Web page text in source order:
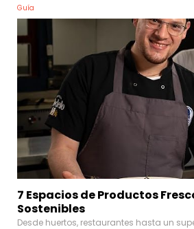
Guía
7 Espacios de Productos
Sostenibles
Desde huertos, restaurantes hasta un